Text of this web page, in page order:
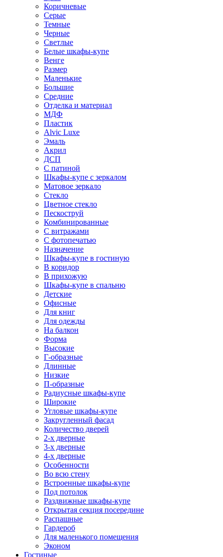
Коричневые
Серые
Темные
Черные
Светлые
Белые шкафы-купе
Венге
Размер
Маленькие
Большие
Средние
Отделка и материал
МДФ
Пластик
Alvic Luxe
Эмаль
Акрил
ДСП
С патиной
Шкафы-купе с зеркалом
Матовое зеркало
Стекло
Цветное стекло
Пескоструй
Комбинированные
С витражами
С фотопечатью
Назначение
Шкафы-купе в гостиную
В коридор
В прихожую
Шкафы-купе в спальню
Детские
Офисные
Для книг
Для одежды
На балкон
Форма
Высокие
Г-образные
Длинные
Низкие
П-образные
Радиусные шкафы-купе
Широкие
Угловые шкафы-купе
Закругленный фасад
Количество дверей
2-х дверные
3-х дверные
4-х дверные
Особенности
Во всю стену
Встроенные шкафы-купе
Под потолок
Раздвижные шкафы-купе
Открытая секция посередине
Распашные
Гардероб
Для маленького помещения
Эконом
Гостиные